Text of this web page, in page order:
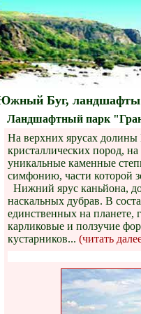
Буг, ландшафты
парк
На верхних ярусах
кристаллических пород,
уникальные каменные
симфонию, части которой
Нижний ярус каньйона,
наскальных дубрав. В
единственных на планете,
карликовые и ползучие
кустарников... (читать